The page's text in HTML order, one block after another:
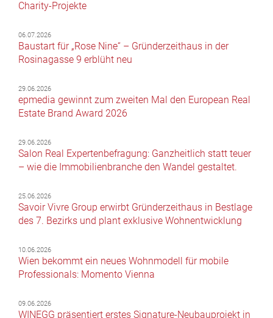
Charity-Projekte
06.07.2026
Baustart für „Rose Nine“ – Gründerzeithaus in der
Rosinagasse 9 erblüht neu
29.06.2026
epmedia gewinnt zum zweiten Mal den European Real
Estate Brand Award 2026
29.06.2026
Salon Real Expertenbefragung: Ganzheitlich statt teuer
– wie die Immobilienbranche den Wandel gestaltet.
25.06.2026
Savoir Vivre Group erwirbt Gründerzeithaus in Bestlage
des 7. Bezirks und plant exklusive Wohnentwicklung
10.06.2026
Wien bekommt ein neues Wohnmodell für mobile
Professionals: Momento Vienna
09.06.2026
WINEGG präsentiert erstes Signature-Neubauprojekt in